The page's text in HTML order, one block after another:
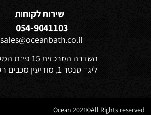
שירות לקוחות
054-9041103
sales@oceanbath.co.il
השדרה המרכזית 15 פינת המעיין 30
ליגד סנטר 1, מודיעין מכבים רעות